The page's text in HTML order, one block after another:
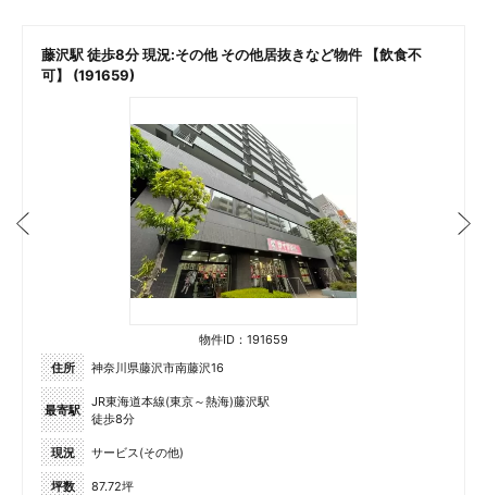
藤沢駅 徒歩8分 現況:その他 その他居抜きなど物件 【飲食不
可】 (191659)
物件ID：191659
住所
神奈川県藤沢市南藤沢16
最寄駅
JR東海道本線(東京～熱海)藤沢駅
徒歩8分
現況 サービス(その他)
坪数 87.72坪